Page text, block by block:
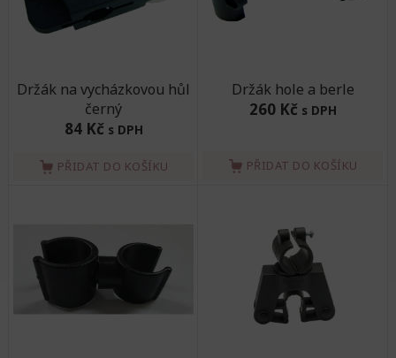
Držák na vycházkovou hůl
černý
84 Kč s DPH
PŘIDAT DO KOŠÍKU
Držák hole a berle
260 Kč s DPH
PŘIDAT DO KOŠÍKU